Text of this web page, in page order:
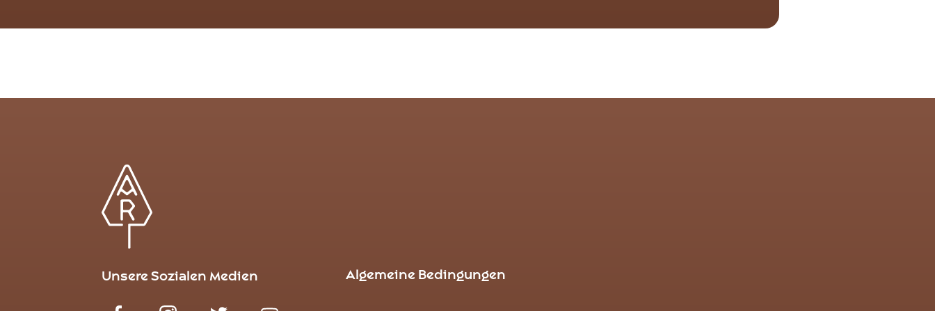
Unsere Sozialen Medien Algemeine Bedingungen